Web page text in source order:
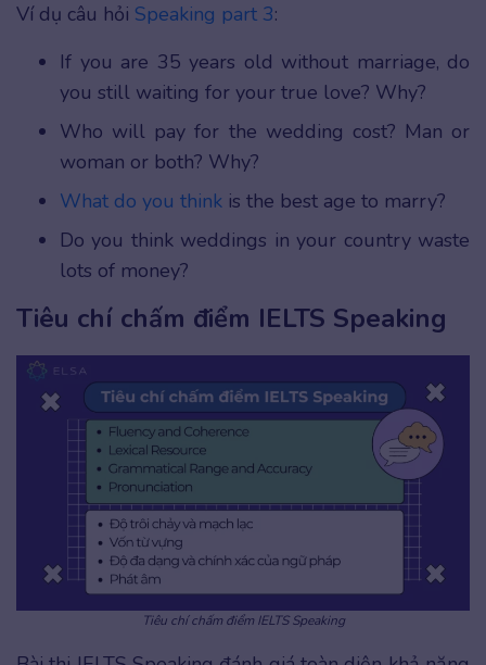
Ví dụ câu hỏi Speaking part 3:
If you are 35 years old without marriage, do
you still waiting for your true love? Why?
Who will pay for the wedding cost? Man or
woman or both? Why?
What do you think is the best age to marry?
Do you think weddings in your country waste
lots of money?
Tiêu chí chấm điểm IELTS Speaking
Tiêu chí chấm điểm IELTS Speaking